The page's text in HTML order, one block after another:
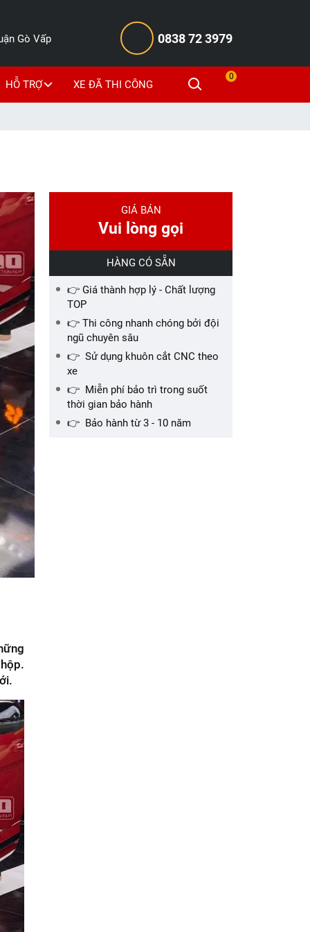
Gò Vấp 0838 72 3979
HỖ TRỢ XE ĐÃ THI CÔNG
0
GIÁ BÁN
Vui lòng gọi
HÀNG CÓ SẴN
👉 Giá thành hợp lý - Chất lượng
TOP
👉 Thi công nhanh chóng bởi đội
ngũ chuyên sâu
👉 Sử dụng khuôn cắt CNC theo
xe
👉 Miễn phí bảo trì trong suốt
thời gian bảo hành
👉 Bảo hành từ 3 - 10 năm